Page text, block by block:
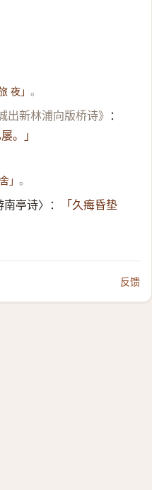
旅 夜」。
出新林浦向版桥诗》
：
。」
舍」。
亭诗〉：
「久痗昏垫
反馈